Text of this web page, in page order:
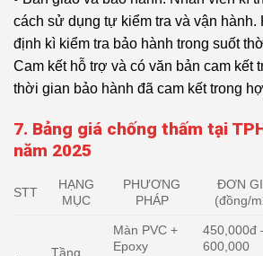
cách sử dụng tự kiểm tra và vận hành.
định kì kiểm tra bảo hành trong suốt
Cam kết hỗ trợ và có văn bản cam kết
thời gian bảo hành đã cam kết trong
7. Bảng giá chống thấm tại
năm 2025
STT
HẠNG
MỤC
PHƯƠNG
PHÁP
ĐƠN
(đồng/
Tầng
Màn PVC +
Epoxy
450,000đ
600,000